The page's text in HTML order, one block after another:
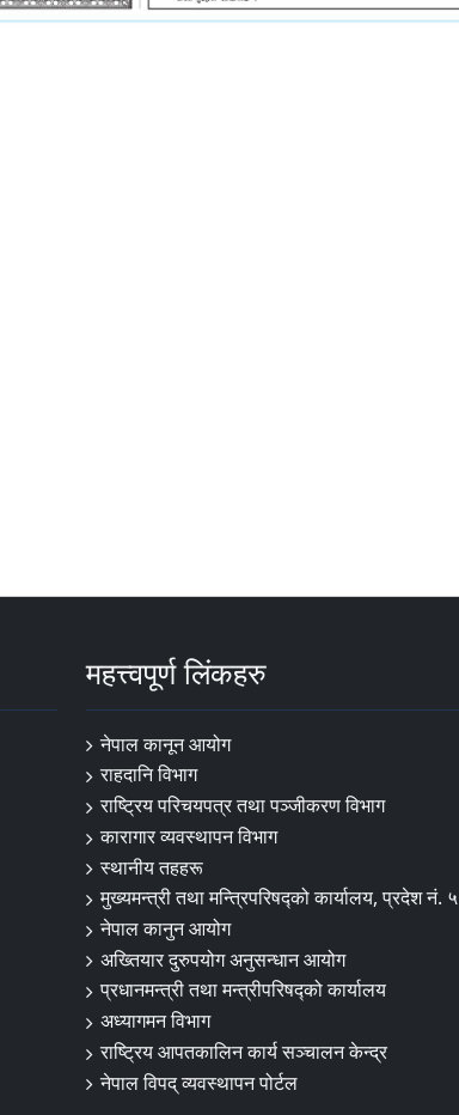
महत्त्वपूर्ण लिंकहरु
नेपाल कानून आयोग
राहदानि विभाग
राष्ट्रिय परिचयपत्र तथा पञ्जीकरण विभाग
कारागार व्यवस्थापन विभाग
स्थानीय तहहरू
मुख्यमन्त्री तथा मन्त्रिपरिषद्को कार्यालय, प्रदेश नं. ५
नेपाल कानुन आयोग
अख्तियार दुरुपयोग अनुसन्धान आयोग
प्रधानमन्त्री तथा मन्त्रीपरिषद्को कार्यालय
अध्यागमन विभाग
राष्ट्रिय आपतकालिन कार्य सञ्चालन केन्द्र
नेपाल विपद् व्यवस्थापन पोर्टल